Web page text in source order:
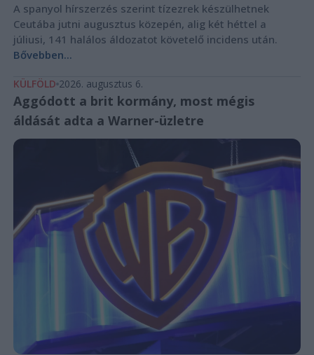
A spanyol hírszerzés szerint tízezrek készülhetnek
Ceutába jutni augusztus közepén, alig két héttel a
júliusi, 141 halálos áldozatot követelő incidens után.
Bővebben...
KÜLFÖLD 2026. augusztus 6.
Aggódott a brit kormány, most mégis
áldását adta a Warner-üzletre